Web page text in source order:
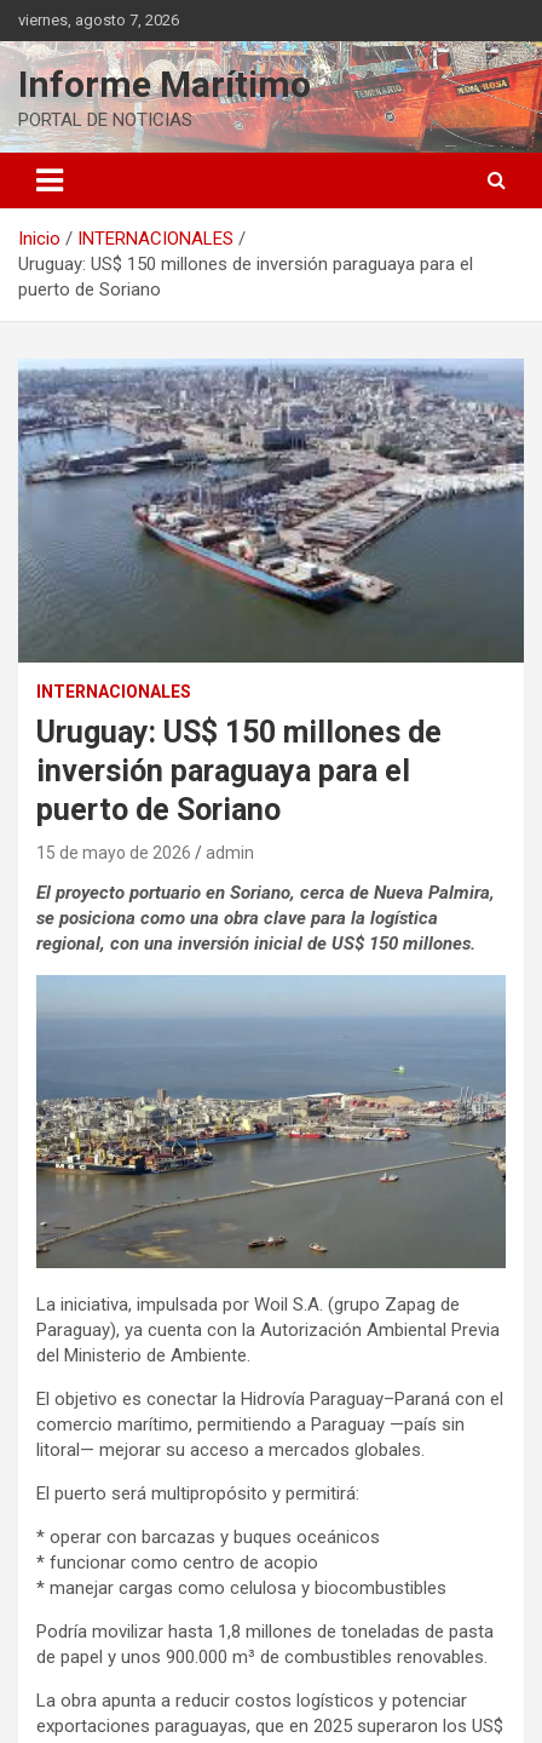
Saltar
al
contenido
viernes, agosto 7, 2026
Informe Marítimo
PORTAL DE NOTICIAS
Inicio
INTERNACIONALES
Uruguay: US$ 150 millones de inversión paraguaya para el
puerto de Soriano
INTERNACIONALES
Uruguay: US$ 150 millones de
inversión paraguaya para el
puerto de Soriano
15 de mayo de 2026 admin
El proyecto portuario en Soriano, cerca de Nueva Palmira,
se posiciona como una obra clave para la logística
regional, con una inversión inicial de US$ 150 millones.
La iniciativa, impulsada por Woil S.A. (grupo Zapag de
Paraguay), ya cuenta con la Autorización Ambiental Previa
del Ministerio de Ambiente.
El objetivo es conectar la Hidrovía Paraguay–Paraná con el
comercio marítimo, permitiendo a Paraguay —país sin
litoral— mejorar su acceso a mercados globales.
El puerto será multipropósito y permitirá:
* operar con barcazas y buques oceánicos
* funcionar como centro de acopio
* manejar cargas como celulosa y biocombustibles
Podría movilizar hasta 1,8 millones de toneladas de pasta
de papel y unos 900.000 m³ de combustibles renovables.
La obra apunta a reducir costos logísticos y potenciar
exportaciones paraguayas, que en 2025 superaron los US$